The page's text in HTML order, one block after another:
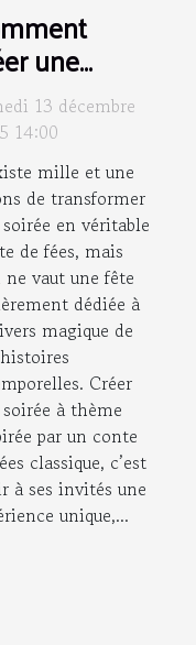
une
à thème
par un
de fées
?
13 décembre
14:00
mille et une
de transformer
en véritable
de fées, mais
vaut une fête
dédiée à
magique de
Créer
à thème
par un conte
classique, c’est
à ses invités une
unique,...